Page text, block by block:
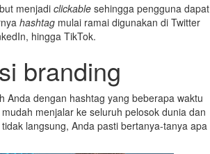
menjadi clickable sehingga pengguna dapat
hashtag mulai ramai digunakan di Twitter
hingga TikTok.
branding
Anda dengan hashtag yang beberapa waktu
menjalar ke seluruh pelosok dunia dan
langsung, Anda pasti bertanya-tanya apa